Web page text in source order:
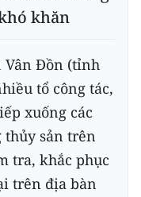
khăn
Vân Đồn (tỉnh
tổ công tác,
xuống các
sản trên
tra, khắc phục
trên địa bàn